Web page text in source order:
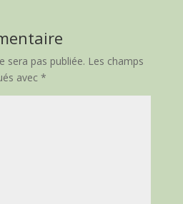
sera pas publiée. Les champs
avec *